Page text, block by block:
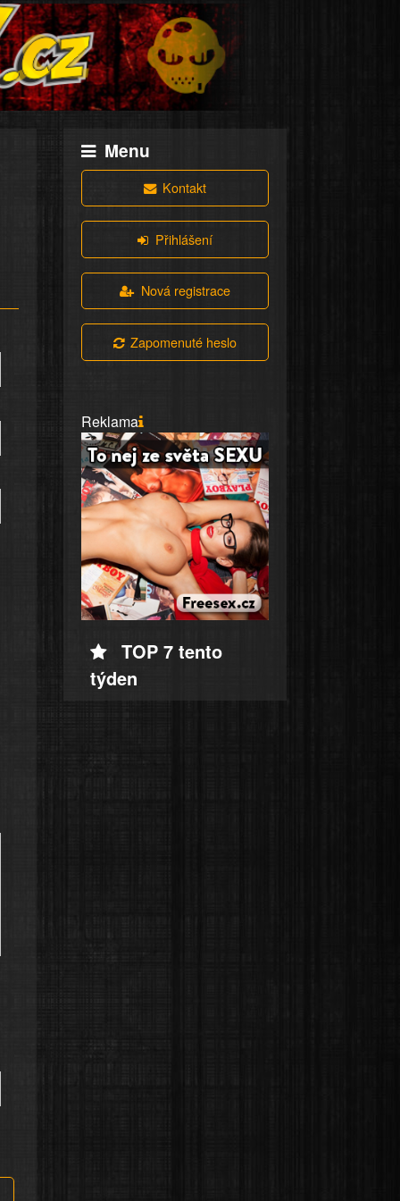
Menu
Kontakt
Přihlášení
Nová registrace
Zapomenuté heslo
Reklama
TOP 7 tento
týden